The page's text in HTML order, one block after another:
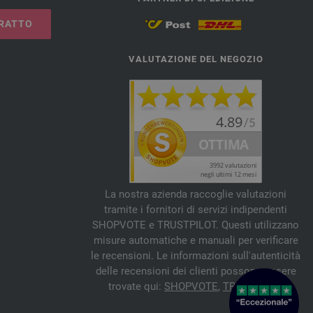
VALUTAZIONE DEL NEGOZIO
La nostra azienda raccoglie valutazioni
tramite i fornitori di servizi indipendenti
SHOPVOTE e TRUSTPILOT. Questi utilizzano
misure automatiche e manuali per verificare
le recensioni. Le informazioni sull'autenticità
delle recensioni dei clienti possono essere
trovate qui: SHOPVOTE, TRUSTPILOT